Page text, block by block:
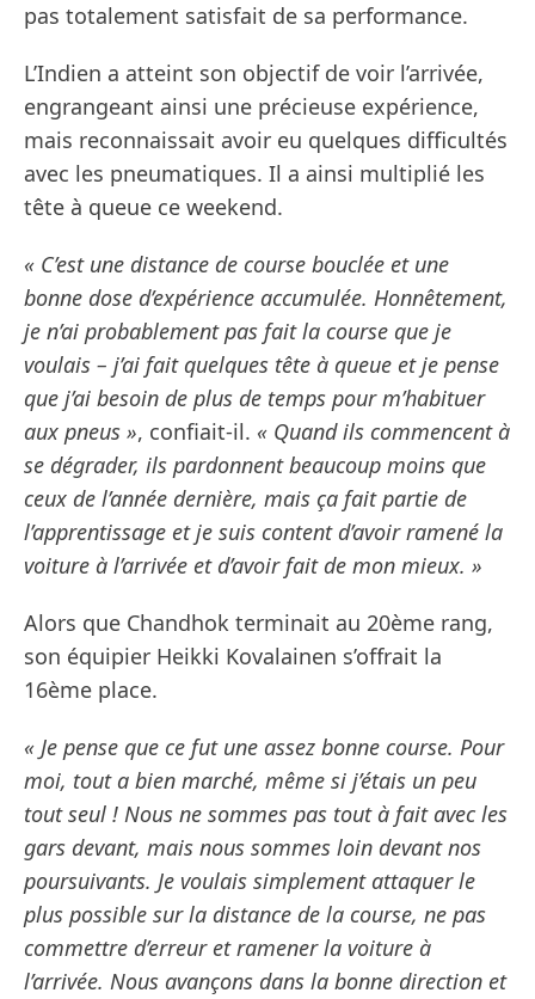
pas totalement satisfait de sa performance.
L’Indien a atteint son objectif de voir l’arrivée,
engrangeant ainsi une précieuse expérience,
mais reconnaissait avoir eu quelques difficultés
avec les pneumatiques. Il a ainsi multiplié les
tête à queue ce weekend.
« C’est une distance de course bouclée et une
bonne dose d’expérience accumulée. Honnêtement,
je n’ai probablement pas fait la course que je
voulais – j’ai fait quelques tête à queue et je pense
que j’ai besoin de plus de temps pour m’habituer
aux pneus », confiait-il. « Quand ils commencent à
se dégrader, ils pardonnent beaucoup moins que
ceux de l’année dernière, mais ça fait partie de
l’apprentissage et je suis content d’avoir ramené la
voiture à l’arrivée et d’avoir fait de mon mieux. »
Alors que Chandhok terminait au 20ème rang,
son équipier Heikki Kovalainen s’offrait la
16ème place.
« Je pense que ce fut une assez bonne course. Pour
moi, tout a bien marché, même si j’étais un peu
tout seul ! Nous ne sommes pas tout à fait avec les
gars devant, mais nous sommes loin devant nos
poursuivants. Je voulais simplement attaquer le
plus possible sur la distance de la course, ne pas
commettre d’erreur et ramener la voiture à
l’arrivée. Nous avançons dans la bonne direction et